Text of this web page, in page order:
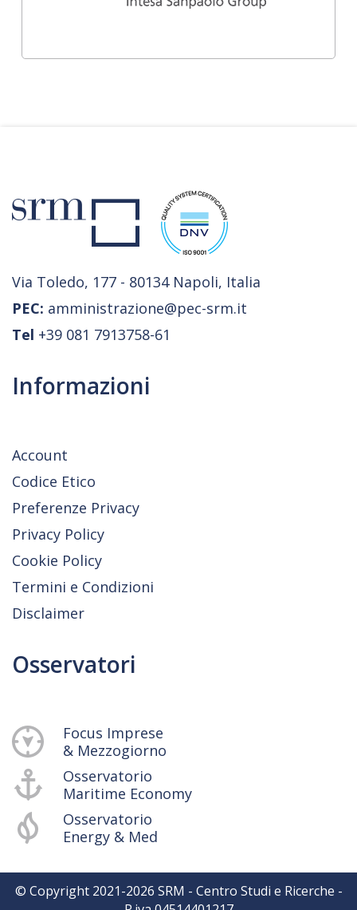
Via Toledo, 177 - 80134 Napoli, Italia
PEC: amministrazione@pec-srm.it
Tel +39 081 7913758-61
Informazioni
Account
Codice Etico
Preferenze Privacy
Privacy Policy
Cookie Policy
Termini e Condizioni
Disclaimer
Osservatori
Focus Imprese
& Mezzogiorno
Osservatorio
Maritime Economy
Osservatorio
Energy & Med
© Copyright 2021-2026 SRM - Centro Studi e Ricerche -